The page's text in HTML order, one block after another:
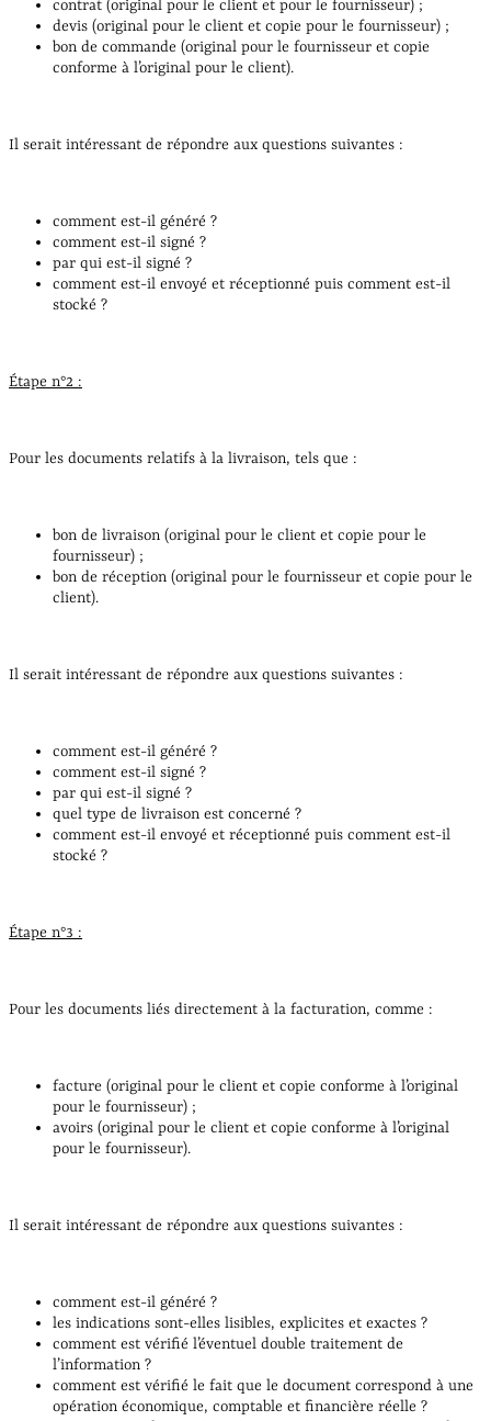
contrat (original pour le client et pour le fournisseur) ;
devis (original pour le client et copie pour le fournisseur) ;
bon de commande (original pour le fournisseur et copie
conforme à l’original pour le client).
Il serait intéressant de répondre aux questions suivantes :
comment est-il généré ?
comment est-il signé ?
par qui est-il signé ?
comment est-il envoyé et réceptionné puis comment est-il
stocké ?
Étape n°2 :
Pour les documents relatifs à la livraison, tels que :
bon de livraison (original pour le client et copie pour le
fournisseur) ;
bon de réception (original pour le fournisseur et copie pour le
client).
Il serait intéressant de répondre aux questions suivantes :
comment est-il généré ?
comment est-il signé ?
par qui est-il signé ?
quel type de livraison est concerné ?
comment est-il envoyé et réceptionné puis comment est-il
stocké ?
Étape n°3 :
Pour les documents liés directement à la facturation, comme :
facture (original pour le client et copie conforme à l’original
pour le fournisseur) ;
avoirs (original pour le client et copie conforme à l’original
pour le fournisseur).
Il serait intéressant de répondre aux questions suivantes :
comment est-il généré ?
les indications sont-elles lisibles, explicites et exactes ?
comment est vérifié l’éventuel double traitement de
l’information ?
comment est vérifié le fait que le document correspond à une
opération économique, comptable et financière réelle ?